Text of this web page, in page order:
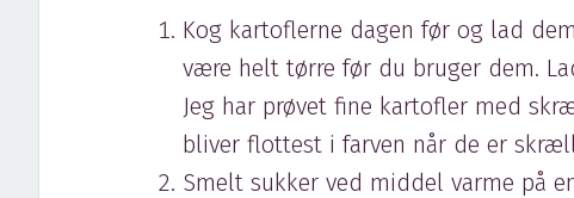
Kog kartoflerne dagen før og lad
være helt tørre før du bruger dem.
Jeg har prøvet fine kartofler med
bliver flottest i farven når de er
Smelt sukker ved middel varme på